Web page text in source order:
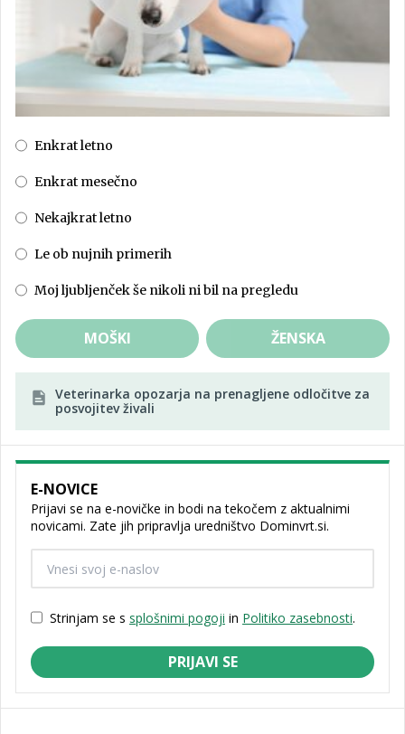
Enkrat letno
Enkrat mesečno
Nekajkrat letno
Le ob nujnih primerih
Moj ljubljenček še nikoli ni bil na pregledu
MOŠKI ŽENSKA
Veterinarka opozarja na prenagljene odločitve za
posvojitev živali
E-NOVICE
Prijavi se na e-novičke in bodi na tekočem z aktualnimi
novicami. Zate jih pripravlja uredništvo Dominvrt.si.
Strinjam se s splošnimi pogoji in Politiko zasebnosti.
PRIJAVI SE